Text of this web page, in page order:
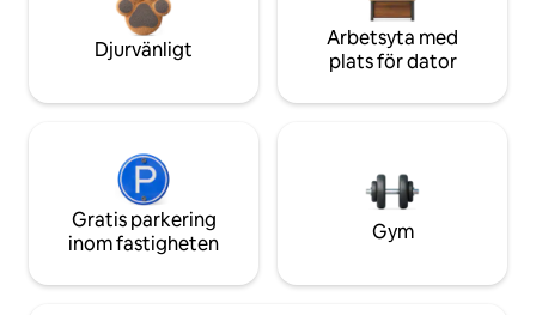
Djurvänligt
Arbetsyta med
plats för dator
Gratis parkering
inom fastigheten
Gym